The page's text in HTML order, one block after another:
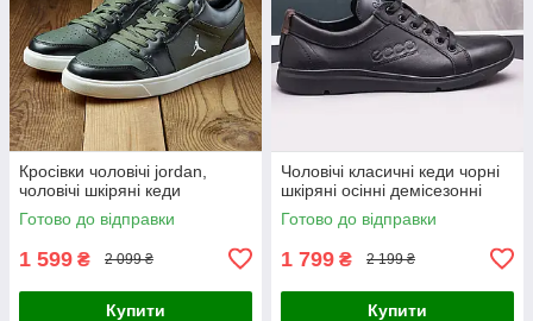
Кросівки чоловічі jordan,
чоловічі шкіряні кеди
Готово до відправки
1 599 ₴ 2 099 ₴
Купити
Чоловічі класичні кеди чорні
шкіряні осінні демісезонні
Готово до відправки
1 799 ₴ 2 199 ₴
Купити